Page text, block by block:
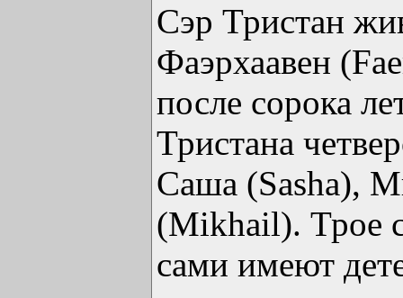
Сэр Тристан
Фаэрхаавен
после сорока
Тристана
Саша (Sasha),
(Mikhail). Трое
сами имеют